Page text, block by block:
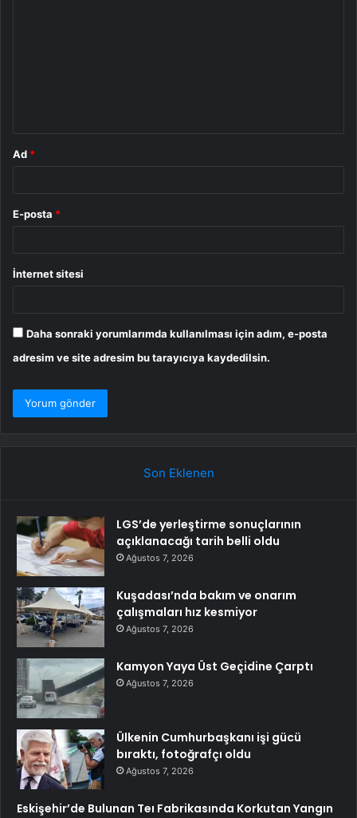
Ad *
E-posta *
İnternet sitesi
Daha sonraki yorumlarımda kullanılması için adım, e-posta
adresim ve site adresim bu tarayıcıya kaydedilsin.
Son Eklenen
LGS’de yerleştirme sonuçlarının
açıklanacağı tarih belli oldu
Ağustos 7, 2026
Kuşadası’nda bakım ve onarım
çalışmaları hız kesmiyor
Ağustos 7, 2026
Kamyon Yaya Üst Geçidine Çarptı
Ağustos 7, 2026
Ülkenin Cumhurbaşkanı işi gücü
bıraktı, fotoğrafçı oldu
Ağustos 7, 2026
Eskişehir’de Bulunan Teı Fabrikasında Korkutan Yangın